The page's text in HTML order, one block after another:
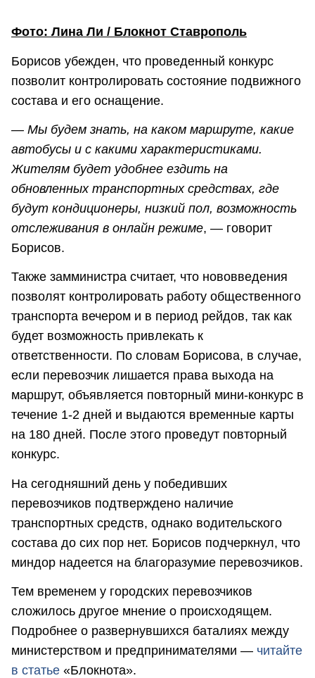
Фото: Лина Ли / Блокнот Ставрополь
Борисов убежден, что проведенный конкурс
позволит контролировать состояние подвижного
состава и его оснащение.
― Мы будем знать, на каком маршруте, какие
автобусы и с какими характеристиками.
Жителям будет удобнее ездить на
обновленных транспортных средствах, где
будут кондиционеры, низкий пол, возможность
отслеживания в онлайн режиме, ― говорит
Борисов.
Также замминистра считает, что нововведения
позволят контролировать работу общественного
транспорта вечером и в период рейдов, так как
будет возможность привлекать к
ответственности. По словам Борисова, в случае,
если перевозчик лишается права выхода на
маршрут, объявляется повторный мини-конкурс в
течение 1-2 дней и выдаются временные карты
на 180 дней. После этого проведут повторный
конкурс.
На сегодняшний день у победивших
перевозчиков подтверждено наличие
транспортных средств, однако водительского
состава до сих пор нет. Борисов подчеркнул, что
миндор надеется на благоразумие перевозчиков.
Тем временем у городских перевозчиков
сложилось другое мнение о происходящем.
Подробнее о развернувшихся баталиях между
министерством и предпринимателями ― читайте
в статье «Блокнота».